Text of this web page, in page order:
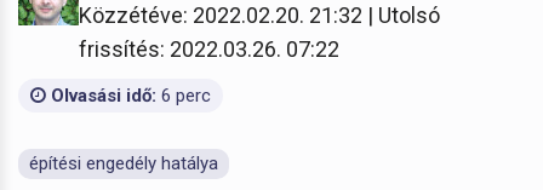
Közzétéve: 2022.02.20. 21:32 | Utolsó
frissítés: 2022.03.26. 07:22
Olvasási idő: 6 perc
építési engedély hatálya